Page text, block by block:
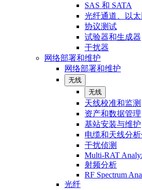
SAS 和 SATA
光纤通道、以
协议测试
试验器和生成器
干扰器
网络部署和维护
网络部署和维护
无线
无线
天线校准和监测
资产和数据管理
基站安装与维护
电缆和天线分
干扰侦测
Multi-RAT
射频分析
RF Spectrum
光纤